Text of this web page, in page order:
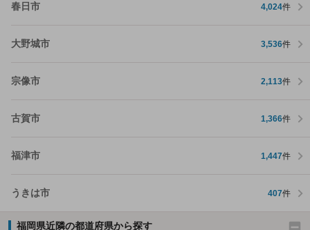
春日市 4,024件
大野城市 3,536件
宗像市 2,113件
古賀市 1,366件
福津市 1,447件
うきは市 407件
福岡県近隣の都道府県から探す